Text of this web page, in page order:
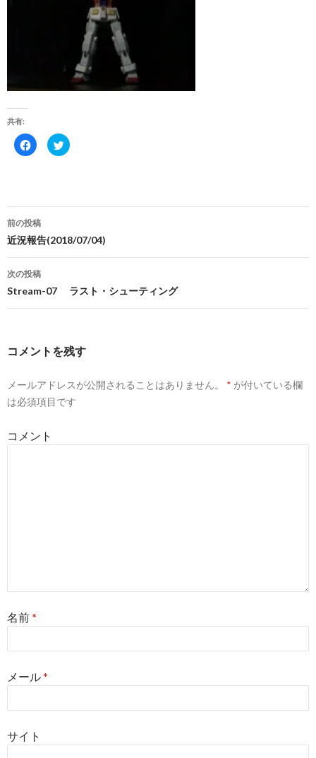
共有:
F
a
で
共
有
す
る
は
ク
リ
ク
て
い
(
い
ウ
ィ
ン
で
開
き
ク
リ
i
e
r
共
新
し
ウ
ウ
で
ま
す
)
投
稿
ナ
ビ
ゲ
ョ
前の投稿
近況報告(2018/07/04)
次の投稿
Stream-07 ラスト・シューティング
コメントを残す
メールアドレスが公開されることはありません。 * が付いている欄
は必須項目です
コメント
名前*
メール*
サイト